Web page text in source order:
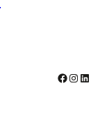
Facebook